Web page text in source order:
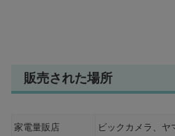
販売された場所
家電量販店 ビックカメラ、ヤ